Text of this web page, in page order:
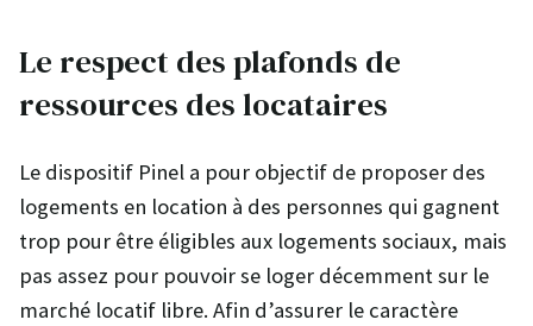
Le respect des plafonds de
ressources des locataires
Le dispositif Pinel a pour objectif de proposer des
logements en location à des personnes qui gagnent
trop pour être éligibles aux logements sociaux, mais
pas assez pour pouvoir se loger décemment sur le
marché locatif libre. Afin d’assurer le caractère